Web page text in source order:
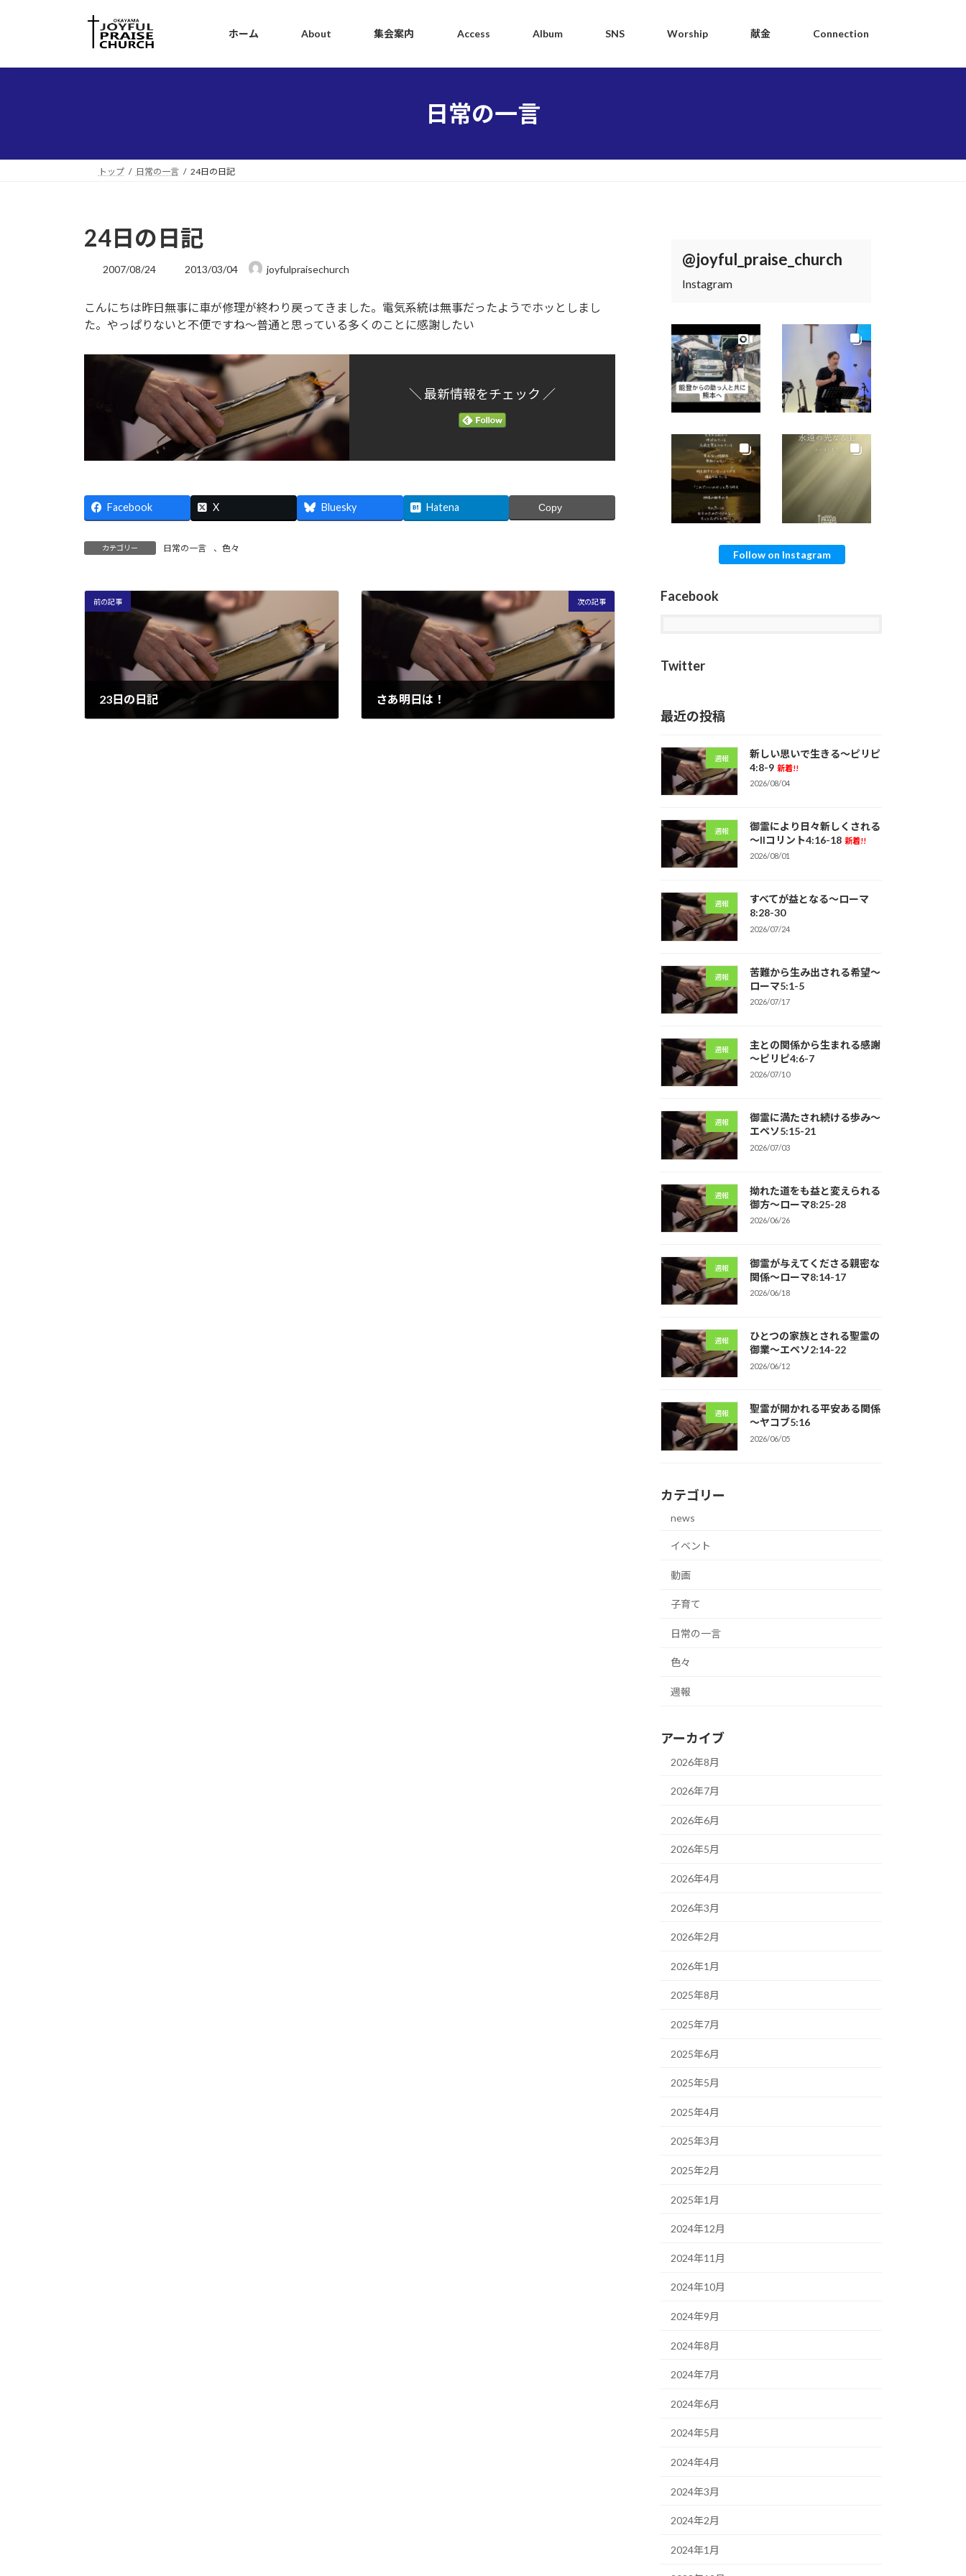
プ
動
ホーム About 集会案内 Access Album SNS Worship 献金 Connection
日常の一言
トップ 日常の一言 24日の日記
24日の日記
2007/08/24
最
新
日
2013/03/04 joyfulpraisechurch
こんにちは昨日無事に車が修理が終わり戻ってきました。電気系統は無事だったようでホッとしまし
た。やっぱりないと不便ですね～普通と思っている多くのことに感謝したい
＼ 最新情報をチェック ／
Facebook X Bluesky Hatena Copy
カテゴリー 日常の一言 、 色々
前の記事
23日の日記
次の記事
さあ明日は！
@joyful_praise_church
Instagram
Follow on Instagram
Facebook
Twitter
最近の投稿
週報
新しい思いで生きる～ピリピ
4:8-9 新着!!
2026/08/04
週報
御霊により日々新しくされる
～IIコリント4:16-18 新着!!
2026/08/01
週報
すべてが益となる～ローマ
8:28-30
2026/07/24
週報
苦難から生み出される希望～
ローマ5:1-5
2026/07/17
週報
主との関係から生まれる感謝
～ピリピ4:6-7
2026/07/10
週報
御霊に満たされ続ける歩み～
エペソ5:15-21
2026/07/03
週報
拗れた道をも益と変えられる
御方～ローマ8:25-28
2026/06/26
週報
御霊が与えてくださる親密な
関係～ローマ8:14-17
2026/06/18
週報
ひとつの家族とされる聖霊の
御業～エペソ2:14-22
2026/06/12
週報
聖霊が開かれる平安ある関係
～ヤコブ5:16
2026/06/05
カテゴリー
news
イベント
動画
子育て
日常の一言
色々
週報
アーカイブ
2026年8月
2026年7月
2026年6月
2026年5月
2026年4月
2026年3月
2026年2月
2026年1月
2025年8月
2025年7月
2025年6月
2025年5月
2025年4月
2025年3月
2025年2月
2025年1月
2024年12月
2024年11月
2024年10月
2024年9月
2024年8月
2024年7月
2024年6月
2024年5月
2024年4月
2024年3月
2024年2月
2024年1月